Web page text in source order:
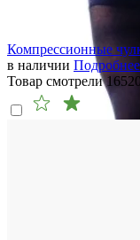
Компрессионные
в наличии Подробнее
Товар смотрели16520